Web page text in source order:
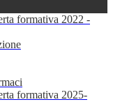
formativa 2022 -
formativa 2025-